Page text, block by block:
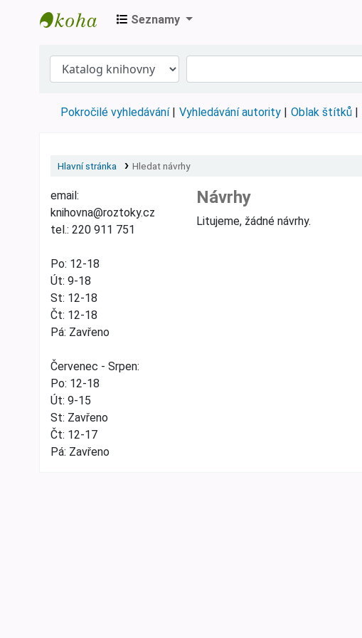
Seznamy
Pokročilé vyhledávání Vyhledávání autority Oblak štítků
Hlavní stránka Hledat návrhy
email:
knihovna@roztoky.cz
tel.: 220 911 751
Po: 12-18
Út: 9-18
St: 12-18
Čt: 12-18
Pá: Zavřeno
Červenec - Srpen:
Po: 12-18
Út: 9-15
St: Zavřeno
Čt: 12-17
Pá: Zavřeno
Návrhy
Litujeme, žádné návrhy.